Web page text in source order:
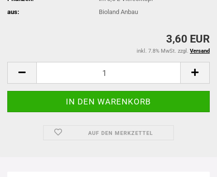
aus:
Bioland Anbau
3,60 EUR
inkl. 7.8% MwSt. zzgl. Versand
AUF DEN MERKZETTEL